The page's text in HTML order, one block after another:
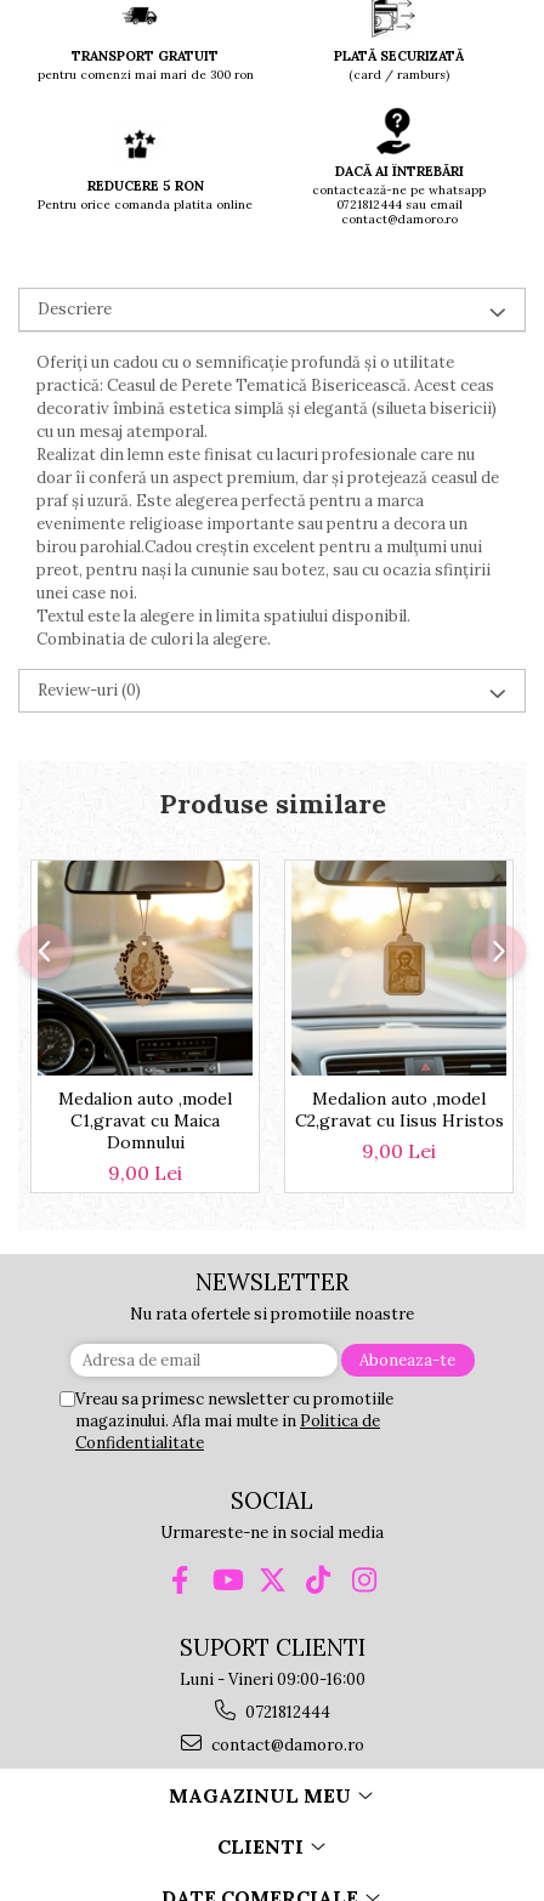
TRANSPORT GRATUIT
pentru comenzi mai mari de 300 ron
PLATĂ SECURIZATĂ
(card / ramburs)
REDUCERE 5 RON
Pentru orice comanda platita online
DACĂ AI ÎNTREBĂRI
contactează-ne pe whatsapp
0721812444 sau email
contact@damoro.ro
Descriere
Oferiți un cadou cu o semnificație profundă și o utilitate
practică: Ceasul de Perete Tematică Bisericească. Acest ceas
decorativ îmbină estetica simplă și elegantă (silueta bisericii)
cu un mesaj atemporal.
Realizat din lemn este finisat cu lacuri profesionale care nu
doar îi conferă un aspect premium, dar și protejează ceasul de
praf și uzură. Este alegerea perfectă pentru a marca
evenimente religioase importante sau pentru a decora un
birou parohial.Cadou creștin excelent pentru a mulțumi unui
preot, pentru nași la cununie sau botez, sau cu ocazia sfințirii
unei case noi.
Textul este la alegere in limita spatiului disponibil.
Combinatia de culori la alegere.
Review-uri(0)
Produse similare
Medalion auto ,model
C1,gravat cu Maica
Domnului
9,00 Lei
Medalion auto ,model
C2,gravat cu Iisus Hristos
9,00 Lei
NEWSLETTER
Nu rata ofertele si promotiile noastre
Vreau sa primesc newsletter cu promotiile
magazinului. Afla mai multe in Politica de
Confidentialitate
SOCIAL
Urmareste-ne in social media
SUPORT CLIENTI
Luni - Vineri 09:00-16:00
0721812444
contact@damoro.ro
MAGAZINUL MEU
CLIENTI